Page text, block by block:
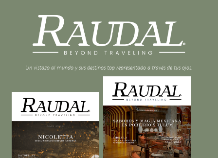
Un vistazo al mundo y sus destinos top representado a través de tus ojos.